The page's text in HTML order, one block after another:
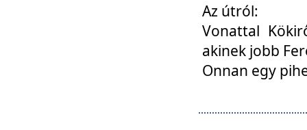
Az útról:
Vonattal
akinek jobb
Onnan egy